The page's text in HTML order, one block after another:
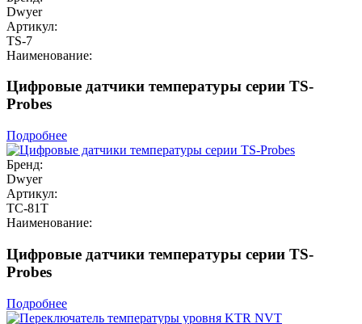
Dwyer
Артикул:
TS-7
Наименование:
Цифровые датчики температуры серии TS-
Probes
Подробнее
Бренд:
Dwyer
Артикул:
ТС-81Т
Наименование:
Цифровые датчики температуры серии TS-
Probes
Подробнее